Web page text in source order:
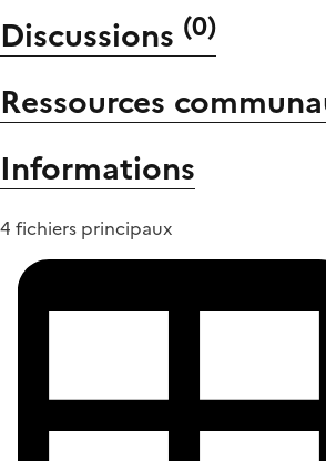
Discussions (0)
Ressources
Informations
4 fichiers principaux